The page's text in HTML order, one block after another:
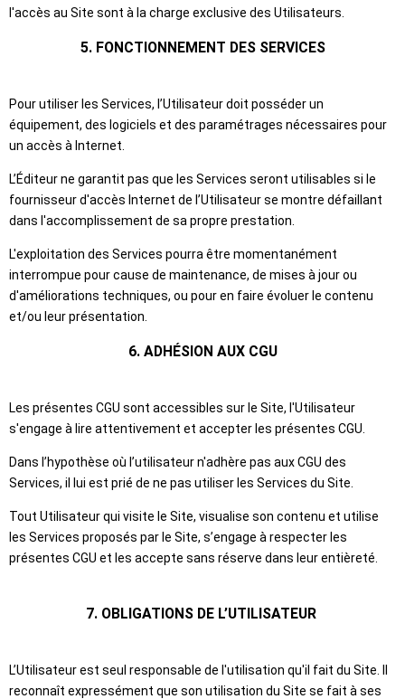
l'accès au Site sont à la charge exclusive des Utilisateurs.
5. FONCTIONNEMENT DES SERVICES
Pour utiliser les Services, l’Utilisateur doit posséder un
équipement, des logiciels et des paramétrages nécessaires pour
un accès à Internet.
L’Éditeur ne garantit pas que les Services seront utilisables si le
fournisseur d'accès Internet de l’Utilisateur se montre défaillant
dans l'accomplissement de sa propre prestation.
L'exploitation des Services pourra être momentanément
interrompue pour cause de maintenance, de mises à jour ou
d'améliorations techniques, ou pour en faire évoluer le contenu
et/ou leur présentation.
6. ADHÉSION AUX CGU
Les présentes CGU sont accessibles sur le Site, l'Utilisateur
s'engage à lire attentivement et accepter les présentes CGU.
Dans l’hypothèse où l’utilisateur n'adhère pas aux CGU des
Services, il lui est prié de ne pas utiliser les Services du Site.
Tout Utilisateur qui visite le Site, visualise son contenu et utilise
les Services proposés par le Site, s’engage à respecter les
présentes CGU et les accepte sans réserve dans leur entièreté.
7. OBLIGATIONS DE L’UTILISATEUR
L’Utilisateur est seul responsable de l'utilisation qu'il fait du Site. Il
reconnaît expressément que son utilisation du Site se fait à ses